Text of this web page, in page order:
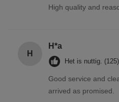
High quality and
H
H*a
Het is nuttig. (125)
Good service and
arrived as promised.